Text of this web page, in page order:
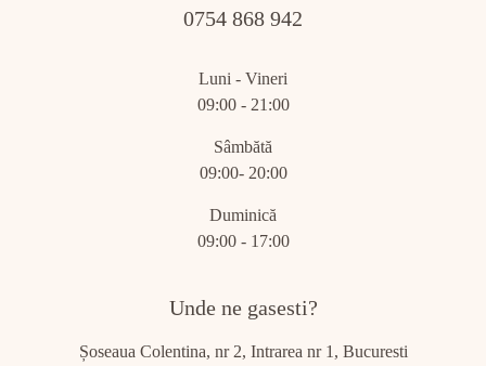
0754 868 942
Luni - Vineri
09:00 - 21:00
Sâmbătă
09:00- 20:00
Duminică
09:00 - 17:00
Unde ne gasesti?
Șoseaua Colentina, nr 2, Intrarea nr 1, Bucuresti